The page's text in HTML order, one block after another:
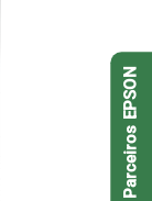
Parceiros EPSON